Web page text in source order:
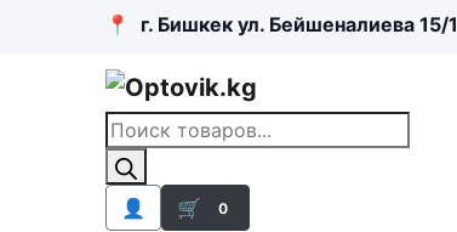
📍 г. Бишкек ул. Бейшеналиева 15/1
Поиск
товаров
👤 🛒 0